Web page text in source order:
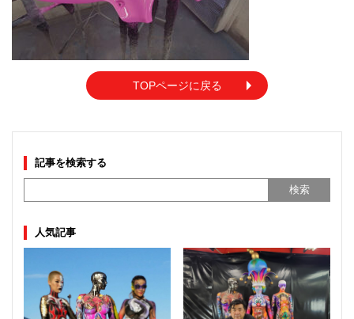
TOPページに戻る
記事を検索する
人気記事